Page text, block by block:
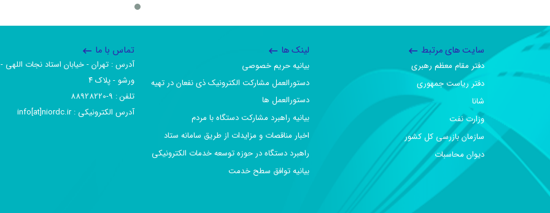
سایت های مرتبط
دفتر مقام معظم رهبری
دفتر ریاست جمهوری
شانا
وزارت نفت
سازمان بازرسی کل کشور
دیوان محاسبات
لینک ها
بیانیه حریم خصوصی
دستورالعمل مشارکت الکترونیک ذی نفعان در تهیه
دستورالعمل ها
بیانیه راهبرد مشارکت دستگاه با مردم
اخبار مناقصات و مزایدات از طریق سامانه ستاد
راهبرد دستگاه در حوزه توسعه خدمات الکترونیکی
بیانیه توافق سطح خدمت
تماس با ما
آدرس :‌ تهران - خیابان استاد نجات اللهی -
ورشو - پلاک ۴
تلفن :‌ 9-88928220
آدرس الکترونیکی :‌ info[at]niordc.ir